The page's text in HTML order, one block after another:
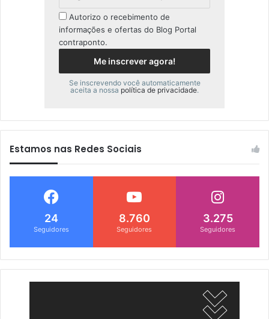
Autorizo o recebimento de
informações e ofertas do Blog Portal
contraponto.
Se inscrevendo você automaticamente
aceita a nossa política de privacidade.
Estamos nas Redes Sociais
24
Seguidores
8.760
Seguidores
3.275
Seguidores